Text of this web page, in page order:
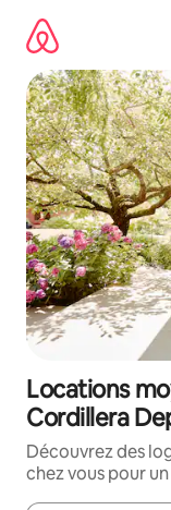
directement
contenu
Locations
Cordillera
Découvrez des
chez vous pour